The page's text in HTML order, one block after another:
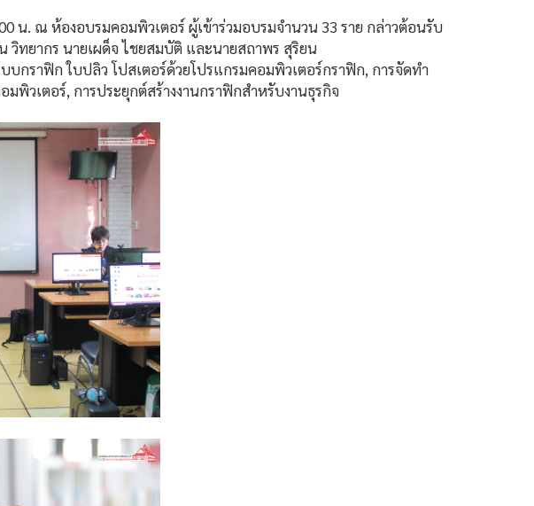
น. ณ ห้องอบรมคอมพิวเตอร์ ผู้เข้าร่วมอบรมจำนวน 33 ราย กล่าวต้อนรับ
วิทยากร นายเผด็จ ไชยสมบัติ และนายสถาพร สุริยน
กราฟิก ใบปลิว โปสเตอร์ด้วยโปรแกรมคอมพิวเตอร์กราฟิก, การจัดทำ
วเตอร์, การประยุกต์สร้างงานกราฟิกสำหรับงานธุรกิจ